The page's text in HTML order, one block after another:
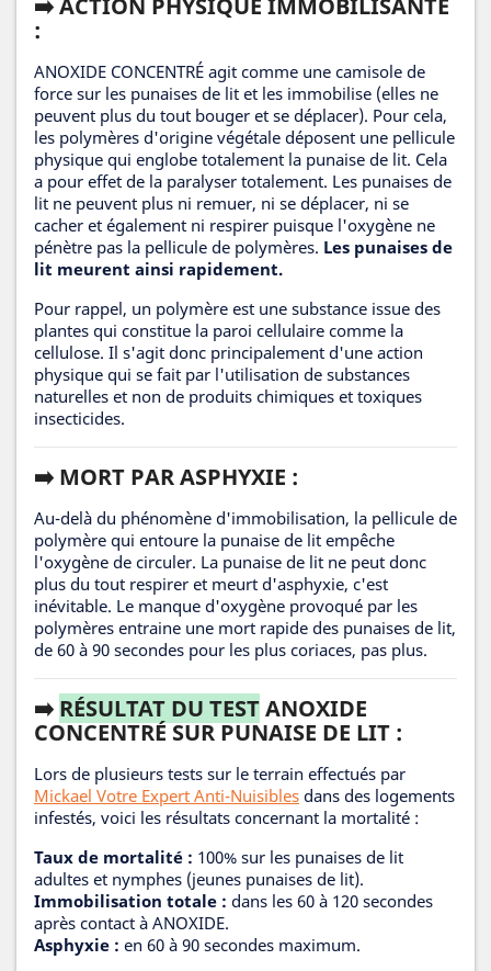
:
ANOXIDE CONCENTRÉ agit comme une camisole de
force sur les punaises de lit et les immobilise (elles ne
peuvent plus du tout bouger et se déplacer). Pour cela,
les polymères d'origine végétale déposent une pellicule
physique qui englobe totalement la punaise de lit. Cela
a pour effet de la paralyser totalement. Les punaises de
lit ne peuvent plus ni remuer, ni se déplacer, ni se
cacher et également ni respirer puisque l'oxygène ne
pénètre pas la pellicule de polymères. Les punaises de
lit meurent ainsi rapidement.
Pour rappel, un polymère est une substance issue des
plantes qui constitue la paroi cellulaire comme la
cellulose. Il s'agit donc principalement d'une action
physique qui se fait par l'utilisation de substances
naturelles et non de produits chimiques et toxiques
insecticides.
➡️ MORT PAR ASPHYXIE :
Au-delà du phénomène d'immobilisation, la pellicule de
polymère qui entoure la punaise de lit empêche
l'oxygène de circuler. La punaise de lit ne peut donc
plus du tout respirer et meurt d'asphyxie, c'est
inévitable. Le manque d'oxygène provoqué par les
polymères entraine une mort rapide des punaises de lit,
de 60 à 90 secondes pour les plus coriaces, pas plus.
➡️ RÉSULTAT DU TESTANOXIDE
CONCENTRÉ SUR PUNAISE DE LIT :
Lors de plusieurs tests sur le terrain effectués par
Mickael Votre Expert Anti-Nuisibles dans des logements
infestés, voici les résultats concernant la mortalité :
Taux de mortalité : 100% sur les punaises de lit
adultes et nymphes (jeunes punaises de lit).
Immobilisation totale : dans les 60 à 120 secondes
après contact à ANOXIDE.
Asphyxie : en 60 à 90 secondes maximum.